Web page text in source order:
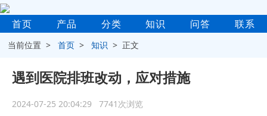
首页 产品 分类 知识 问答 联系
当前位置 >首页 >知识 > 正文
遇到医院排班改动，应对措施
2024-07-25 20:04:29 7741次浏览